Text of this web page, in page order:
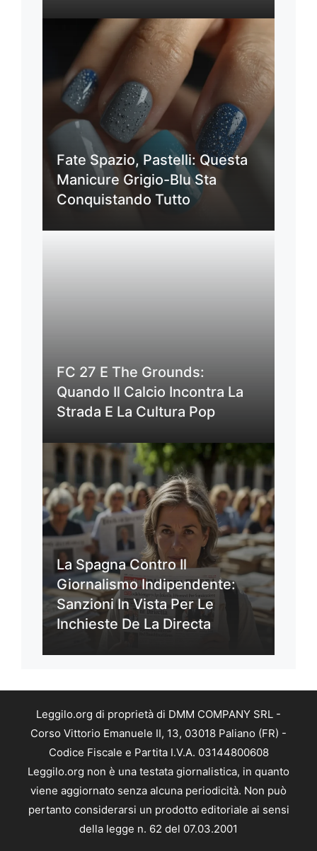
Fate Spazio, Pastelli: Questa
Manicure Grigio-Blu Sta
Conquistando Tutto
FC 27 E The Grounds:
Quando Il Calcio Incontra La
Strada E La Cultura Pop
La Spagna Contro Il
Giornalismo Indipendente:
Sanzioni In Vista Per Le
Inchieste De La Directa
Leggilo.org di proprietà di DMM COMPANY SRL -
Corso Vittorio Emanuele II, 13, 03018 Paliano (FR) -
Codice Fiscale e Partita I.V.A. 03144800608
Leggilo.org non è una testata giornalistica, in quanto
viene aggiornato senza alcuna periodicità. Non può
pertanto considerarsi un prodotto editoriale ai sensi
della legge n. 62 del 07.03.2001